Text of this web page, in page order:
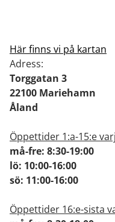
Här finns vi på kartan
Adress:
Torggatan 3
22100 Mariehamn
Åland
Öppettider 1:a-15:e
må-fre: 8:30-19:00
lö: 10:00-16:00
sö: 11:00-16:00
Öppettider 16:e-sista